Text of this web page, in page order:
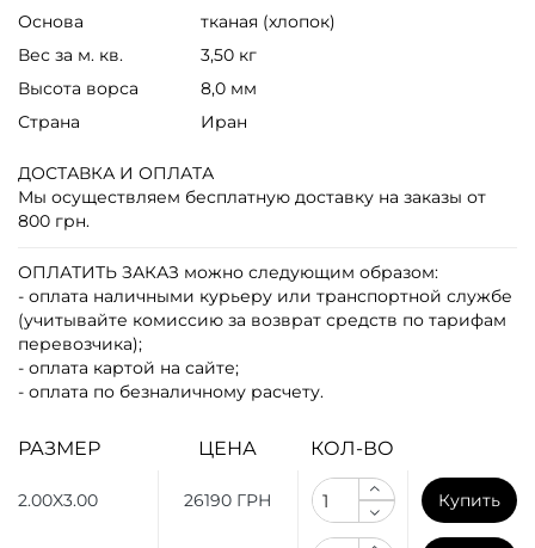
Основа
тканая (хлопок)
Вес за м. кв.
3,50 кг
Высота ворса
8,0 мм
Страна
Иран
ДОСТАВКА И ОПЛАТА
Мы осуществляем бесплатную доставку на заказы от
800 грн.
ОПЛАТИТЬ ЗАКАЗ можно следующим образом:
- оплата наличными курьеру или транспортной службе
(учитывайте комиссию за возврат средств по тарифам
перевозчика);
- оплата картой на сайте;
- оплата по безналичному расчету.
РАЗМЕР ЦЕНА КОЛ-ВО
2.00X3.00 26190 ГРН Купить